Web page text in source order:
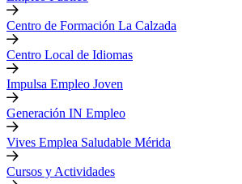
Centro de Formación La Calzada
Centro Local de Idiomas
Impulsa Empleo Joven
Generación IN Empleo
Vives Emplea Saludable Mérida
Cursos y Actividades